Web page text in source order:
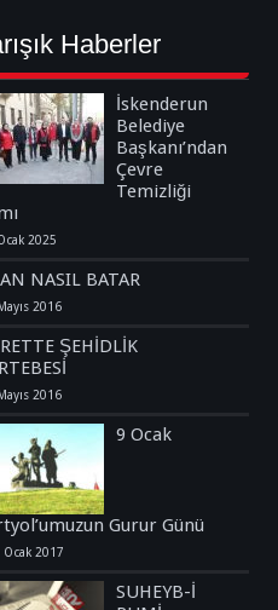
Haberler
İskenderun
Belediye
Başkanı’ndan
Çevre
Temizliği
2025
NASIL BATAR
2016
ŞEHİDLİK
2016
9 Ocak
Gurur Günü
Ocak 2017
SUHEYB-İ